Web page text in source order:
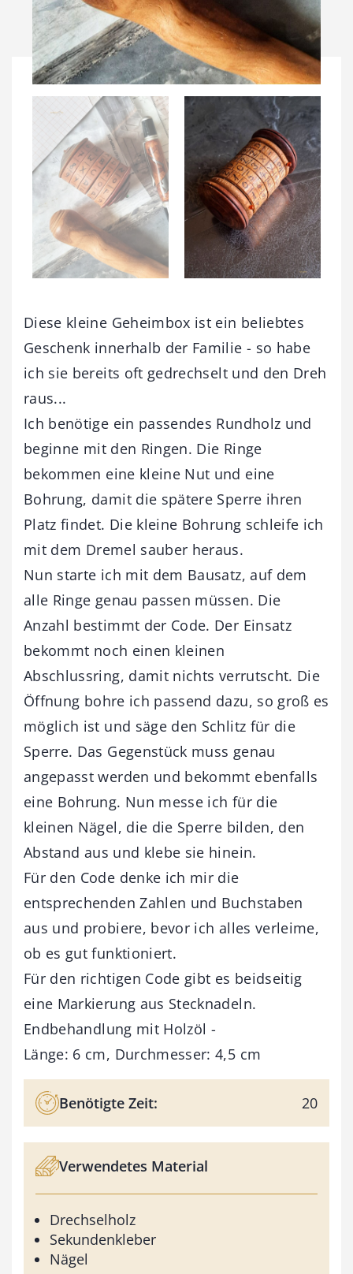
Diese kleine Geheimbox ist ein beliebtes
Geschenk innerhalb der Familie - so habe
ich sie bereits oft gedrechselt und den Dreh
raus...
Ich benötige ein passendes Rundholz und
beginne mit den Ringen. Die Ringe
bekommen eine kleine Nut und eine
Bohrung, damit die spätere Sperre ihren
Platz findet. Die kleine Bohrung schleife ich
mit dem Dremel sauber heraus.
Nun starte ich mit dem Bausatz, auf dem
alle Ringe genau passen müssen. Die
Anzahl bestimmt der Code. Der Einsatz
bekommt noch einen kleinen
Abschlussring, damit nichts verrutscht. Die
Öffnung bohre ich passend dazu, so groß es
möglich ist und säge den Schlitz für die
Sperre. Das Gegenstück muss genau
angepasst werden und bekommt ebenfalls
eine Bohrung. Nun messe ich für die
kleinen Nägel, die die Sperre bilden, den
Abstand aus und klebe sie hinein.
Für den Code denke ich mir die
entsprechenden Zahlen und Buchstaben
aus und probiere, bevor ich alles verleime,
ob es gut funktioniert.
Für den richtigen Code gibt es beidseitig
eine Markierung aus Stecknadeln.
Endbehandlung mit Holzöl -
Länge: 6 cm, Durchmesser: 4,5 cm
Benötigte Zeit: 20
Verwendetes Material
Drechselholz
Sekundenkleber
Nägel